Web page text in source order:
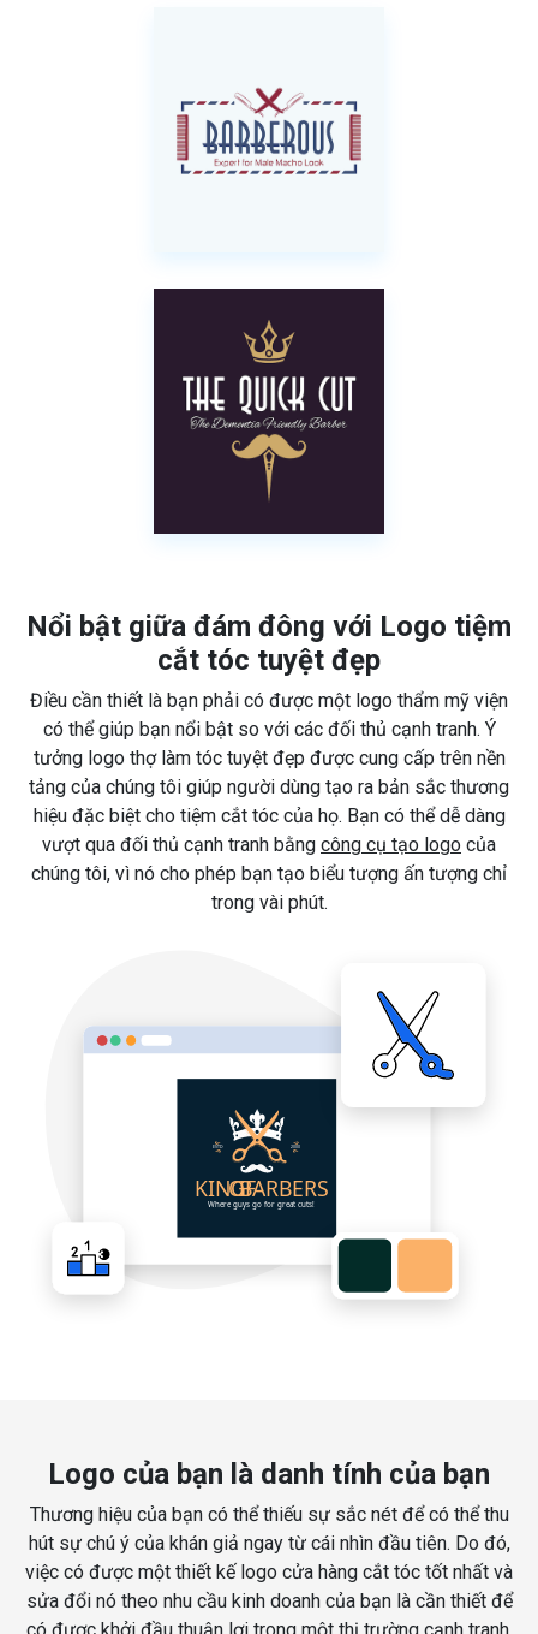
Nổi bật giữa đám đông với Logo tiệm
cắt tóc tuyệt đẹp
Điều cần thiết là bạn phải có được một logo thẩm mỹ viện
có thể giúp bạn nổi bật so với các đối thủ cạnh tranh. Ý
tưởng logo thợ làm tóc tuyệt đẹp được cung cấp trên nền
tảng của chúng tôi giúp người dùng tạo ra bản sắc thương
hiệu đặc biệt cho tiệm cắt tóc của họ. Bạn có thể dễ dàng
vượt qua đối thủ cạnh tranh bằng công cụ tạo logo của
chúng tôi, vì nó cho phép bạn tạo biểu tượng ấn tượng chỉ
trong vài phút.
Logo của bạn là danh tính của bạn
Thương hiệu của bạn có thể thiếu sự sắc nét để có thể thu
hút sự chú ý của khán giả ngay từ cái nhìn đầu tiên. Do đó,
việc có được một thiết kế logo cửa hàng cắt tóc tốt nhất và
sửa đổi nó theo nhu cầu kinh doanh của bạn là cần thiết để